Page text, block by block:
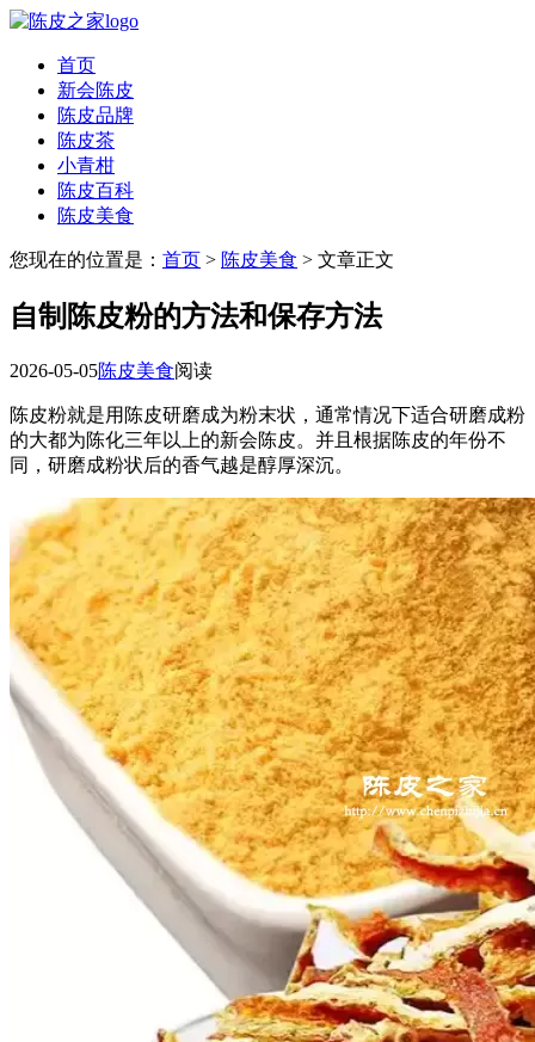
首页
新会陈皮
陈皮品牌
陈皮茶
小青柑
陈皮百科
陈皮美食
您现在的位置是： 首页 > 陈皮美食 > 文章正文
自制陈皮粉的方法和保存方法
2026-05-05陈皮美食阅读
陈皮粉就是用陈皮研磨成为粉末状，通常情况下适合研磨成粉
的大都为陈化三年以上的新会陈皮。并且根据陈皮的年份不
同，研磨成粉状后的香气越是醇厚深沉。